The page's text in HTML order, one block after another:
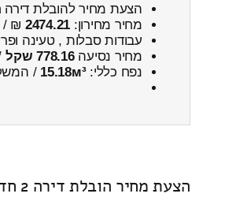
הצעת מחיר להובלת
מחיר מחירון: 2474.21
₪ /
עבודות סבלות , טעינה
מחיר נסיעה778.16 שקל
נפח כללי:15.18м³
/
הצעת מחיר הובלת דירה 2 חדרים מזכרון יעקב ← לשדה ורבורג